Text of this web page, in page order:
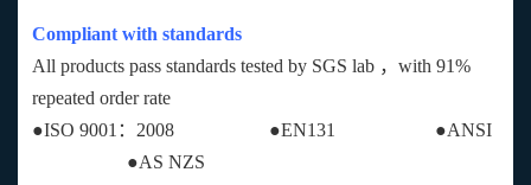
Compliant with standards
All products pass standards tested by SGS lab ，with 91%
repeated order rate
●ISO 9001：2008 ●EN131 ●ANSI
●AS NZS